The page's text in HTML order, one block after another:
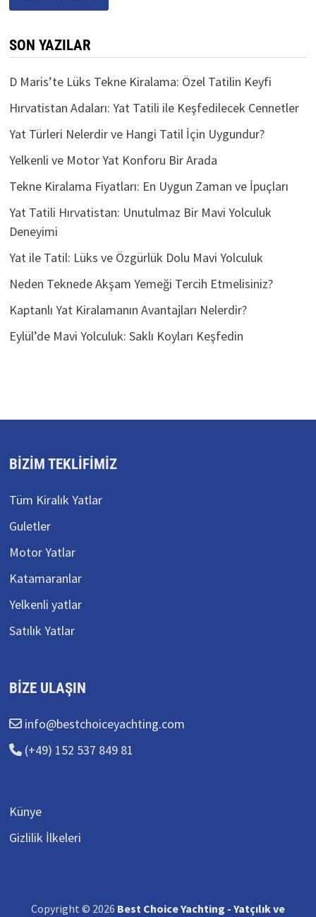
SON YAZILAR
D Maris’te Lüks Tekne Kiralama: Özel Tatilin Keyfi
Hırvatistan Adaları: Yat Tatili ile Keşfedilecek Cennetler
Yat Türleri Nelerdir ve Hangi Tatil İçin Uygundur?
Yelkenli ve Motor Yat Konforu Bir Arada
Tekne Kiralama Fiyatları: En Uygun Zaman ve İpuçları
Yat Tatili Hırvatistan: Unutulmaz Bir Mavi Yolculuk
Deneyimi
Yat ile Tatil: Lüks ve Özgürlük Dolu Mavi Yolculuk
Neden Teknede Akşam Yemeği Tercih Etmelisiniz?
Kaptanlı Yat Kiralamanın Avantajları Nelerdir?
Eylül’de Mavi Yolculuk: Saklı Koyları Keşfedin
BIZIM TEKLIFIMIZ
Tüm Kiralık Yatlar
Guletler
Motor Yatlar
Katamaranlar
Yelkenli yatlar
Satılık Yatlar
BIZE ULAŞIN
info@bestchoiceyachting.com
(+49) 152 537 849 81
Künye
Gizlilik İlkeleri
Copyright © 2026 Best Choice Yachting - Yatçılık ve